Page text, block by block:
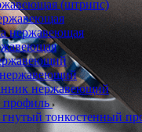
(штрипс)
нержавеющая
нержавеющий
профиль
тонкостенный